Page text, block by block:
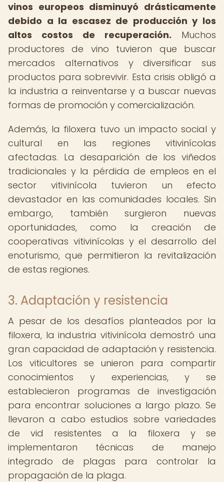
vinos europeos disminuyó drásticamente
debido a la escasez de producción y los
altos costos de recuperación. Muchos
productores de vino tuvieron que buscar
mercados alternativos y diversificar sus
productos para sobrevivir. Esta crisis obligó a
la industria a reinventarse y a buscar nuevas
formas de promoción y comercialización.
Además, la filoxera tuvo un impacto social y
cultural en las regiones vitivinícolas
afectadas. La desaparición de los viñedos
tradicionales y la pérdida de empleos en el
sector vitivinícola tuvieron un efecto
devastador en las comunidades locales. Sin
embargo, también surgieron nuevas
oportunidades, como la creación de
cooperativas vitivinícolas y el desarrollo del
enoturismo, que permitieron la revitalización
de estas regiones.
3. Adaptación y resistencia
A pesar de los desafíos planteados por la
filoxera, la industria vitivinícola demostró una
gran capacidad de adaptación y resistencia.
Los viticultores se unieron para compartir
conocimientos y experiencias, y se
establecieron programas de investigación
para encontrar soluciones a largo plazo. Se
llevaron a cabo estudios sobre variedades
de vid resistentes a la filoxera y se
implementaron técnicas de manejo
integrado de plagas para controlar la
propagación de la plaga.